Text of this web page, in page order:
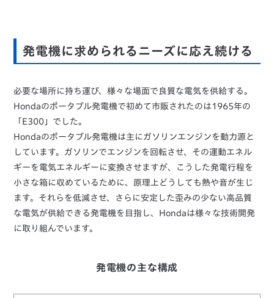
発電機に求められるニーズに応え続ける
必要な場所に持ち運び、様々な場面で良質な電気を供給する。
Hondaのポータブル発電機で初めて市販されたのは1965年の
「E300」でした。
Hondaのポータブル発電機は主にガソリンエンジンを動力源と
しています。ガソリンでエンジンを回転させ、その運動エネル
ギーを電気エネルギーに変換させますが、こうした発電行程を
小さな箱に収めているために、原理上どうしても熱や音が生じ
ます。それらを低減させ、さらに安定した歪みの少ない高品質
な電気が供給できる発電機を目指し、Hondaは様々な技術開発
に取り組んでいます。
発電機の主な構成